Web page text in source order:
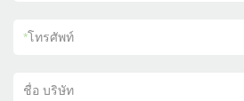
*โทรศัพท์
ชื่อ บริษัท